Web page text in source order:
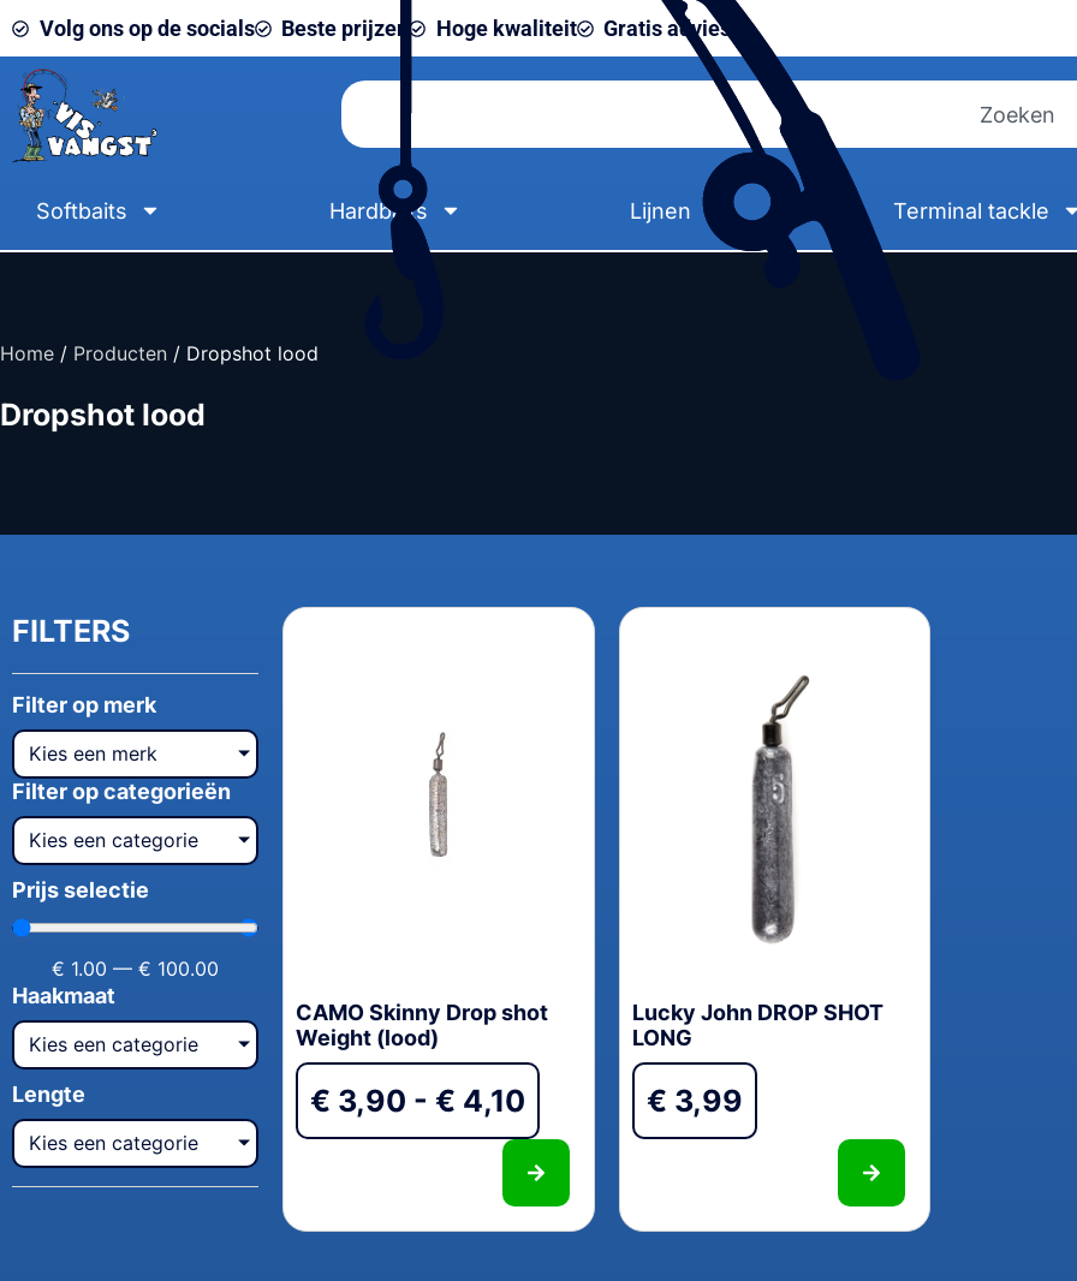
Volg ons op de socials Beste prijzen Hoge kwaliteit Gratis advies
Softbaits Hardbaits Lijnen Terminal tackle
Home / Producten / Dropshot lood
Dropshot lood
FILTERS
Filter op merk
Kies een merk
Filter op categorieën
Kies een categorie
Prijs selectie
€ 1.00 — € 100.00
Haakmaat
Kies een categorie
Lengte
Kies een categorie
CAMO Skinny Drop shot
Weight (lood)
€ 3,90 - € 4,10
Lucky John DROP SHOT
LONG
€ 3,99